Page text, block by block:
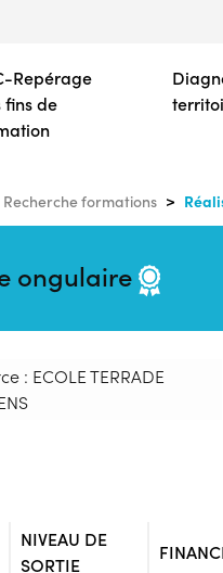
Repérage
fins de
Recherche formations
ongulaire
: ECOLE TERRADE
NIVEAU DE
SORTIE